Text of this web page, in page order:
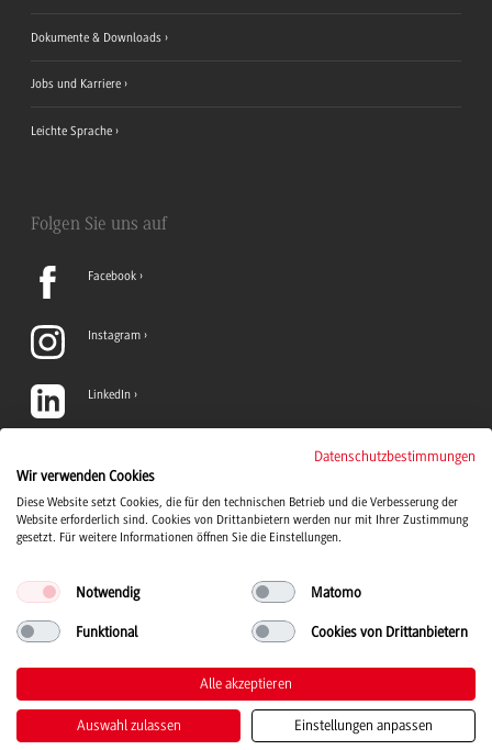
Dokumente & Downloads
Jobs und Karriere
Leichte Sprache
Folgen Sie uns auf
Facebook
Instagram
LinkedIn
YouTube
© 2026 Duale Hochschule Baden-Württemberg
Kontakt Impressum Barrierefreiheit
Datenschutzbestimmungen
Wir verwenden Cookies
Diese Website setzt Cookies, die für den technischen Betrieb und die Verbesserung der
Website erforderlich sind. Cookies von Drittanbietern werden nur mit Ihrer Zustimmung
gesetzt. Für weitere Informationen öffnen Sie die Einstellungen.
Notwendig Matomo
Funktional Cookies von Drittanbietern
Alle akzeptieren
Auswahl zulassen Einstellungen anpassen